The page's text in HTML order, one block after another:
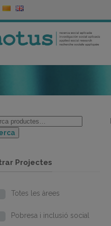
Projectes
Totes les àrees
Pobresa i inclusió social